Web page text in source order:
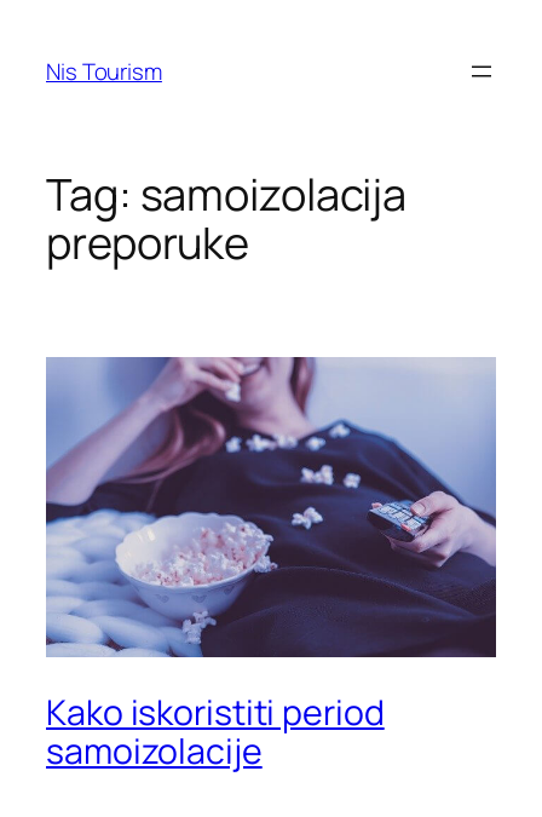
content
Nis Tourism
Tag: samoizolacija
preporuke
Kako iskoristiti period
samoizolacije